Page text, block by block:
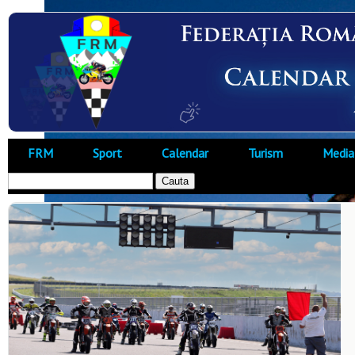
FRM Sport Calendar Turism Media